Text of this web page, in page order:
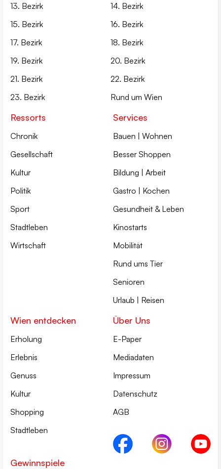
13. Bezirk
14. Bezirk
15. Bezirk
16. Bezirk
17. Bezirk
18. Bezirk
19. Bezirk
20. Bezirk
21. Bezirk
22. Bezirk
23. Bezirk
Rund um Wien
Ressorts
Chronik
Gesellschaft
Kultur
Politik
Sport
Stadtleben
Wirtschaft
Services
Bauen | Wohnen
Besser Shoppen
Bildung | Arbeit
Gastro | Kochen
Gesundheit & Leben
Kinostarts
Mobilität
Rund ums Tier
Senioren
Urlaub | Reisen
Wien entdecken
Erholung
Erlebnis
Genuss
Kultur
Shopping
Stadtleben
Gewinnspiele
Über Uns
E-Paper
Mediadaten
Impressum
Datenschutz
AGB